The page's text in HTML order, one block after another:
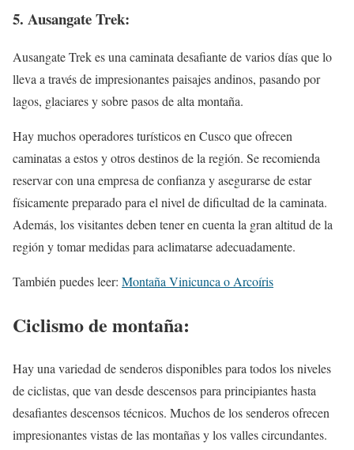
5. Ausangate Trek:
Ausangate Trek es una caminata desafiante de varios días que lo
lleva a través de impresionantes paisajes andinos, pasando por
lagos, glaciares y sobre pasos de alta montaña.
Hay muchos operadores turísticos en Cusco que ofrecen
caminatas a estos y otros destinos de la región. Se recomienda
reservar con una empresa de confianza y asegurarse de estar
físicamente preparado para el nivel de dificultad de la caminata.
Además, los visitantes deben tener en cuenta la gran altitud de la
región y tomar medidas para aclimatarse adecuadamente.
También puedes leer: Montaña Vinicunca o Arcoíris
Ciclismo de montaña:
Hay una variedad de senderos disponibles para todos los niveles
de ciclistas, que van desde descensos para principiantes hasta
desafiantes descensos técnicos. Muchos de los senderos ofrecen
impresionantes vistas de las montañas y los valles circundantes.